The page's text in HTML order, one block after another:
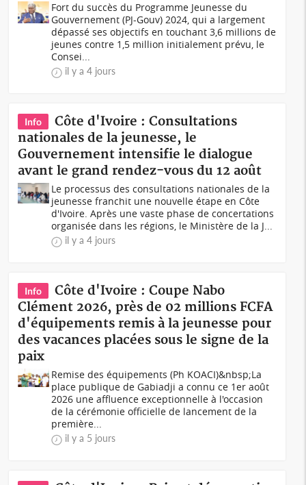
Fort du succès du Programme Jeunesse du
Gouvernement (PJ-Gouv) 2024, qui a largement
dépassé ses objectifs en touchant 3,6 millions de
jeunes contre 1,5 million initialement prévu, le
Consei...
il y a 4 jours
Info
Côte d'Ivoire : Consultations
nationales de la jeunesse, le
Gouvernement intensifie le dialogue
avant le grand rendez-vous du 12 août
Le processus des consultations nationales de la
jeunesse franchit une nouvelle étape en Côte
d'Ivoire. Après une vaste phase de concertations
organisée dans les régions, le Ministère de la J...
il y a 4 jours
Info
Côte d'Ivoire : Coupe Nabo
Clément 2026, près de 02 millions FCFA
d'équipements remis à la jeunesse pour
des vacances placées sous le signe de la
paix
Remise des équipements (Ph KOACI)&nbsp;La
place publique de Gabiadji a connu ce 1er août
2026 une affluence exceptionnelle à l'occasion
de la cérémonie officielle de lancement de la
première...
il y a 5 jours